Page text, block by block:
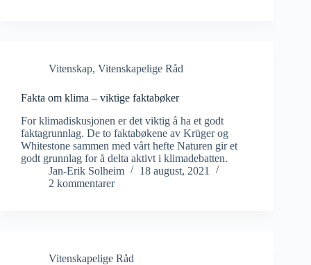
Vitenskap, Vitenskapelige Råd
Fakta om klima – viktige faktabøker
For klimadiskusjonen er det viktig å ha et godt
faktagrunnlag. De to faktabøkene av Krüger og
Whitestone sammen med vårt hefte Naturen gir et
godt grunnlag for å delta aktivt i klimadebatten.
Jan-Erik Solheim
18 august, 2021
2 kommentarer
Vitenskapelige Råd